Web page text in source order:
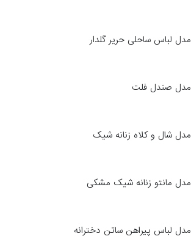
مدل لباس ساحلی حریر گلدار
مدل صندل فلت
مدل شال و کلاه زنانه شیک
مدل مانتو زنانه شیک مشکی
مدل لباس پیراهن ساتن دخترانه